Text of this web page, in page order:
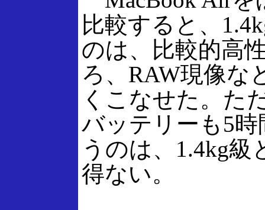
比較すると、
のは、比較的高
ろ、RAW現像な
くこなせた。た
バッテリーも5
うのは、1.4kg
得ない。